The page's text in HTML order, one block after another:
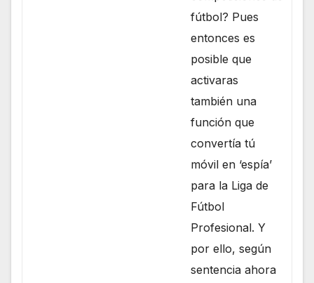
fútbol? Pues
entonces es
posible que
activaras
también una
función que
convertía tú
móvil en ‘espía’
para la Liga de
Fútbol
Profesional. Y
por ello, según
sentencia ahora